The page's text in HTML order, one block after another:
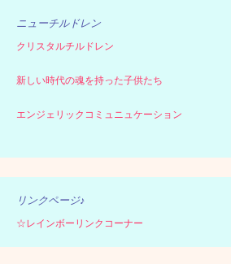
ニューチルドレン
クリスタルチルドレン
新しい時代の魂を持った子供たち
エンジェリックコミュニュケーション
リンクページ♪
☆レインボーリンクコーナー